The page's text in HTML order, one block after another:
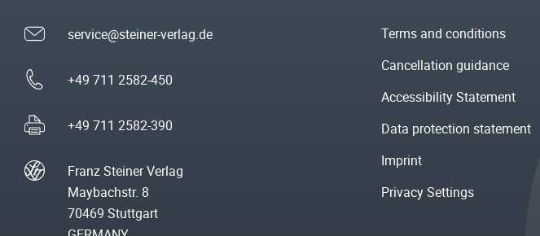
service@steiner-verlag.de
+49 711 2582-450
+49 711 2582-390
Franz Steiner Verlag
Maybachstr. 8
70469 Stuttgart
Terms and conditions
Cancellation guidance
Accessibility Statement
Data protection statement
Imprint
Privacy Settings